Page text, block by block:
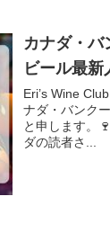
カナダ・バ
ビール最
Eri’s Wine
ナダ・バンク
と申します。
ダの読者さ...